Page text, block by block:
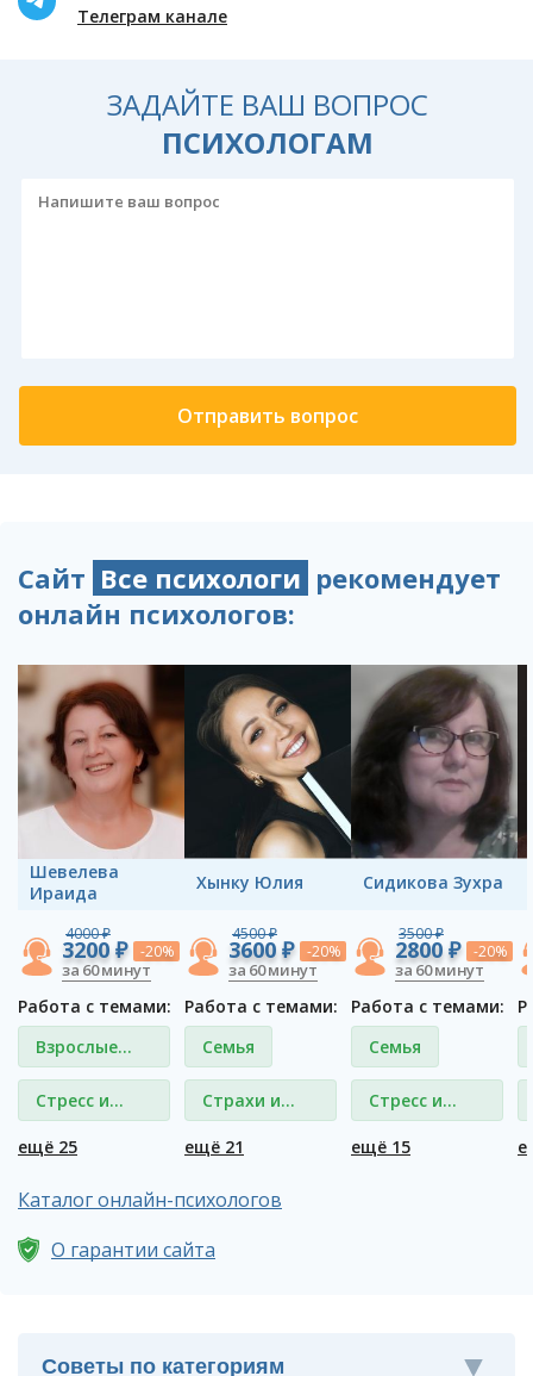
Телеграм канале
ЗАДАЙТЕ ВАШ ВОПРОС
ПСИХОЛОГАМ
Сайт Все психологи рекомендует
онлайн психологов:
Шевелева
Ираида
4000 ₽
3200 ₽ -20%
за 60 минут
Работа с темами:
Взрослые
дети и
родители
Стресс и
депрессия
ещё 25
Хынку Юлия
4500 ₽
3600 ₽ -20%
за 60 минут
Работа с темами:
Семья
Страхи и
фобии
ещё 21
Сидикова Зухра
3500 ₽
2800 ₽ -20%
за 60 минут
Работа с темами:
Семья
Стресс и
депрессия
ещё 15
Каталог онлайн-психологов
О гарантии сайта